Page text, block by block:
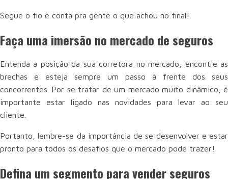
Segue o fio e conta pra gente o que achou no final!
Faça uma imersão no mercado de seguros
Entenda a posição da sua corretora no mercado, encontre as
brechas e esteja sempre um passo à frente dos seus
concorrentes. Por se tratar de um mercado muito dinâmico, é
importante estar ligado nas novidades para levar ao seu
cliente.
Portanto, lembre-se da importância de se desenvolver e estar
pronto para todos os desafios que o mercado pode trazer!
Defina um segmento para vender seguros